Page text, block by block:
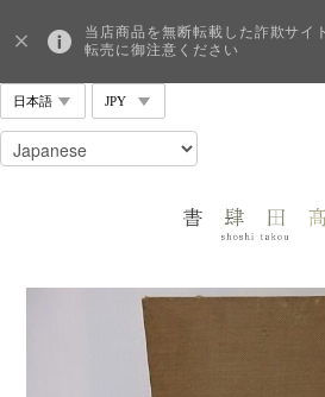
当店商品を無断転載した詐欺サイ
転売に御注意ください